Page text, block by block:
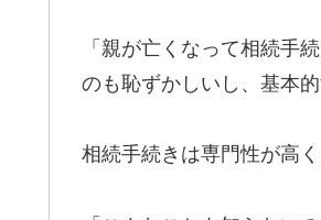
「親が亡くなって相続手
のも恥ずかしいし、基本
相続手続きは専門性が高